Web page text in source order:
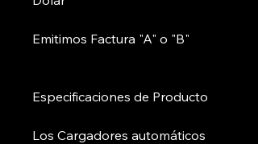
Emitimos Factura "A" o "B"
Especificaciones de Producto
Los Cargadores automáticos